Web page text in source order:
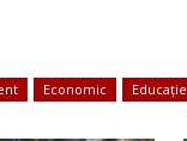
Economic Educație